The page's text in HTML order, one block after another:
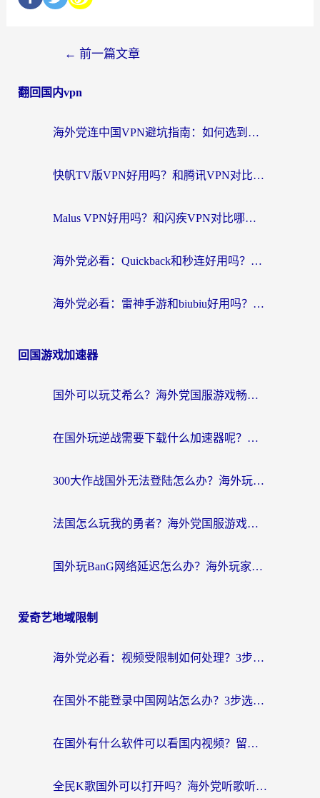
← 前一篇文章
翻回国内vpn
海外党连中国VPN避坑指南：如何选到真正能无缝刷国内资源的加速器？
快帆TV版VPN好用吗？和腾讯VPN对比哪个回国效果更好？海外党必看的真实体验指南
Malus VPN好用吗？和闪疾VPN对比哪个回国效果更好？海外华人的实用避坑指南
海外党必看：Quickback和秒连好用吗？3步选对回国加速器，无缝刷国内资源
海外党必看：雷神手游和biubiu好用吗？3招选对回国加速器无缝刷国内资源
回国游戏加速器
国外可以玩艾希么？海外党国服游戏畅玩终极指南（附加速器选择秘籍）
在国外玩逆战需要下载什么加速器呢？海外党亲测有效的国服游戏加速指南
300大作战国外无法登陆怎么办？海外玩家亲测有效的解决指南
法国怎么玩我的勇者？海外党国服游戏不卡攻略，附3款热门游戏加速实测
国外玩BanG网络延迟怎么办？海外玩家亲测有效的国服游戏加速指南
爱奇艺地域限制
海外党必看：视频受限制如何处理？3步解决国内剧番“看不了”难题
在国外不能登录中国网站怎么办？3步选对回国加速器，无缝刷剧、办业务
在国外有什么软件可以看国内视频？留学生亲测的追剧救星来了
全民K歌国外可以打开吗？海外党听歌听书无限制的实用指南